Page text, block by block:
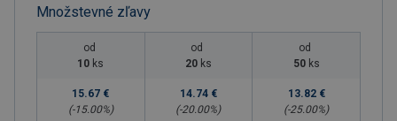
Množstevné zľavy
od
10 ks
15.67 €
(-15.00%)
od
20 ks
14.74 €
(-20.00%)
od
50 ks
13.82 €
(-25.00%)